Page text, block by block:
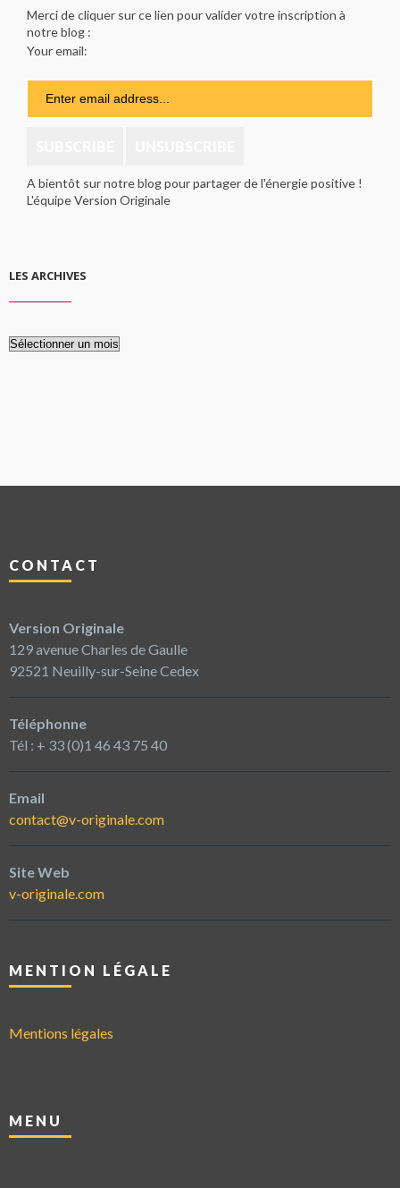
Merci de cliquer sur ce lien pour valider votre inscription à
notre blog :
Your email:
A bientôt sur notre blog pour partager de l'énergie positive !
L'équipe Version Originale
LES ARCHIVES
Les
CONTACT
Version Originale
129 avenue Charles de Gaulle
92521 Neuilly-sur-Seine Cedex
Téléphonne
Tél : + 33 (0)1 46 43 75 40
Email
contact@v-originale.com
Site Web
v-originale.com
MENTION LÉGALE
Mentions légales
MENU